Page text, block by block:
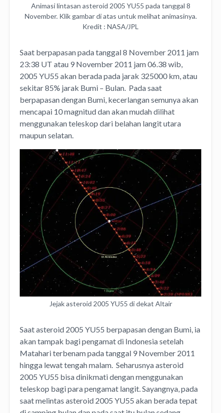
Animasi lintasan asteroid 2005 YU55 pada tanggal 8
November. Klik gambar di atas untuk melihat animasinya.
Kredit : NASA/JPL
Saat berpapasan pada tanggal 8 November 2011 jam
23:38 UT atau 9 November 2011 jam 06.38 wib,
2005 YU55 akan berada pada jarak 325000 km, atau
sekitar 85% jarak Bumi – Bulan. Pada saat
berpapasan dengan Bumi, kecerlangan semunya akan
mencapai 10 magnitud dan akan mudah dilihat
menggunakan teleskop dari belahan langit utara
maupun selatan.
Jejak asteroid 2005 YU55 di dekat Altair
Saat asteroid 2005 YU55 berpapasan dengan Bumi, ia
akan tampak bagi pengamat di Indonesia setelah
Matahari terbenam pada tanggal 9 November 2011
hingga lewat tengah malam. Seharusnya asteroid
2005 YU55 bisa dinikmati dengan menggunakan
teleskop bagi para pengamat langit. Sayangnya, pada
saat melintas asteroid 2005 YU55 akan berada tepat